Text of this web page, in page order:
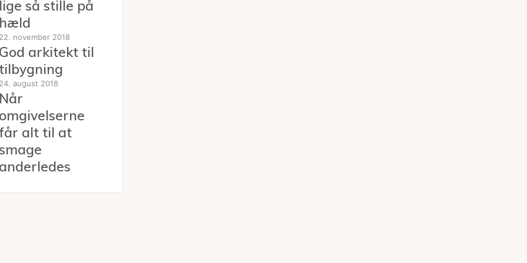
lige så stille på
hæld
22. november 2018
God arkitekt til
tilbygning
24. august 2018
Når
omgivelserne
får alt til at
anderledes